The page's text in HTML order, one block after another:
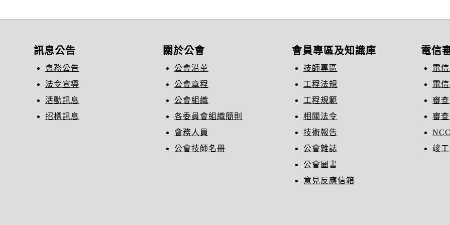
訊息公告
會務公告
法令宣導
活動訊息
招標訊息
關於公會
公會沿革
公會章程
公會組織
各委員會組織簡則
會務人員
公會技師名冊
會員專區及知識庫
技師專區
工程法規
工程規範
相關法令
技術報告
公會雜誌
公會圖書
意見反應信箱
電信
電
電
審
審
竣